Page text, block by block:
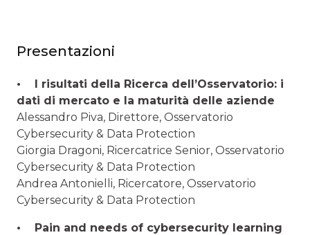
Presentazioni
• I risultati della Ricerca dell’Osservatorio: i
dati di mercato e la maturità delle aziende
Alessandro Piva, Direttore, Osservatorio
Cybersecurity & Data Protection
Giorgia Dragoni, Ricercatrice Senior, Osservatorio
Cybersecurity & Data Protection
Andrea Antonielli, Ricercatore, Osservatorio
Cybersecurity & Data Protection
• Pain and needs of cybersecurity learning